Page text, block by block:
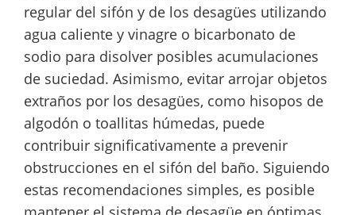
regular del sifón y de los desagües utilizando
agua caliente y vinagre o bicarbonato de
sodio para disolver posibles acumulaciones
de suciedad. Asimismo, evitar arrojar objetos
extraños por los desagües, como hisopos de
algodón o toallitas húmedas, puede
contribuir significativamente a prevenir
obstrucciones en el sifón del baño. Siguiendo
estas recomendaciones simples, es posible